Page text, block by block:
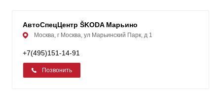
АвтоСпецЦентр ŠKODA Марьино
Москва, г Москва, ул Марьинский Парк, д 1
+7(495)151-14-91
Позвонить